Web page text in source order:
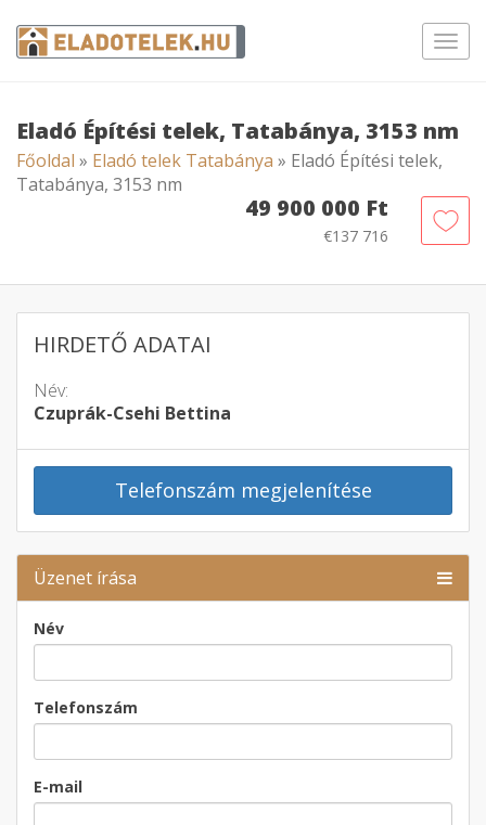
Eladó Építési telek, Tatabánya, 3153 nm
Főoldal » Eladó telek Tatabánya » Eladó Építési telek,
Tatabánya, 3153 nm
49 900 000 Ft
€137 716
HIRDETŐ ADATAI
Név:
Czuprák-Csehi Bettina
Telefonszám megjelenítése
Üzenet írása
Név
Telefonszám
E-mail